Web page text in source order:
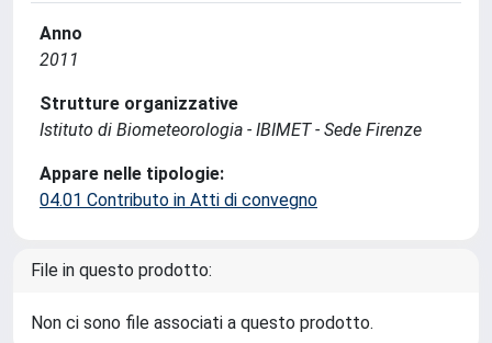
Anno
2011
Strutture organizzative
Istituto di Biometeorologia - IBIMET - Sede Firenze
Appare nelle tipologie:
04.01 Contributo in Atti di convegno
File in questo prodotto:
Non ci sono file associati a questo prodotto.